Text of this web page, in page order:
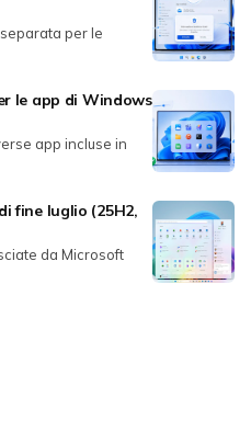
per le
le app di Windows
app incluse in
fine luglio (25H2,
da Microsoft